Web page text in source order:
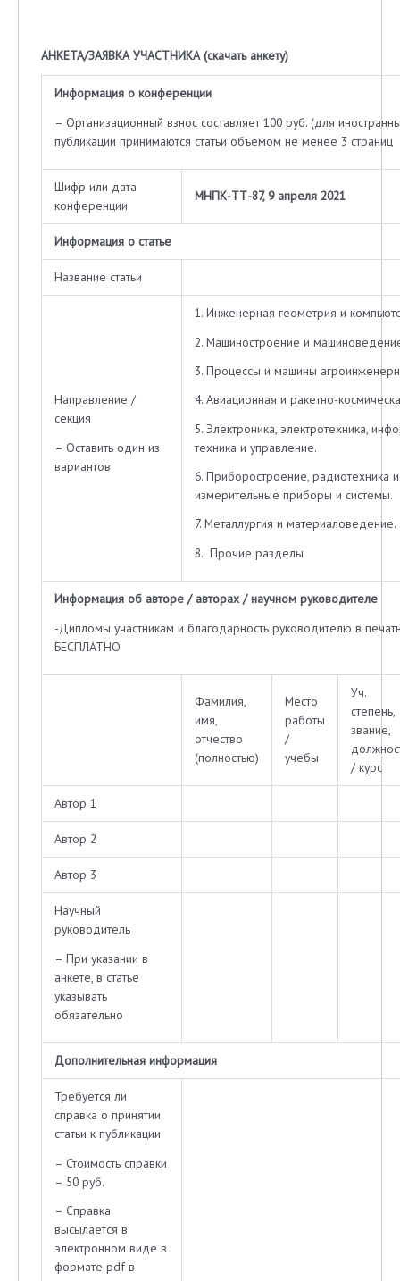
АНКЕТА/ЗАЯВКА УЧАСТНИКА(скачать анкету)
Информация о конференции
– Организационный взнос составляет 100 руб. (для
публикации принимаются статьи объемом не менее 3 страниц
Шифр или дата
конференции
МНПК-ТТ-87, 9 апреля 2021
Информация о статье
Название статьи
Направление /
секция
– Оставить один из
вариантов
1. Инженерная геометрия и
2. Машиностроение и
3. Процессы и машины
4. Авиационная и ракетно-
5. Электроника, электротехника,
техника и управление.
6. Приборостроение, радиотехника
измерительные приборы и системы.
7. Металлургия и материаловедение.
8. Прочие разделы
Информация об авторе / авторах / научном руководителе
-Дипломы участникам и благодарность руководителю в
БЕСПЛАТНО
Фамилия,
имя,
отчество
(полностью)
Место
работы
/
учебы
Уч.
степень,
звание,
/ курс
Автор 1
Автор 2
Автор 3
Научный
руководитель
– При указании в
анкете, в статье
указывать
обязательно
Дополнительная информация
Требуется ли
справка о принятии
статьи к публикации
– Стоимость справки
– 50 руб.
– Справка
высылается в
электронном виде в
формате pdf в